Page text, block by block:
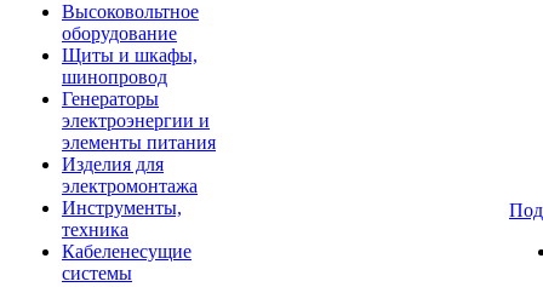
Высоковольтное
оборудование
Щиты и шкафы,
шинопровод
Генераторы
электроэнергии и
элементы питания
Изделия для
электромонтажа
Инструменты,
техника
Кабеленесущие
системы